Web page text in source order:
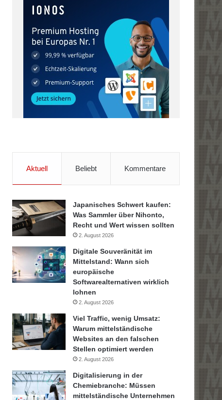
Aktuell Beliebt Kommentare
Japanisches Schwert kaufen:
Was Sammler über Nihonto,
Recht und Wert wissen sollten
2. August 2026
Digitale Souveränität im
Mittelstand: Wann sich
europäische
Softwarealternativen wirklich
lohnen
2. August 2026
Viel Traffic, wenig Umsatz:
Warum mittelständische
Websites an den falschen
Stellen optimiert werden
2. August 2026
Digitalisierung in der
Chemiebranche: Müssen
mittelständische Unternehmen